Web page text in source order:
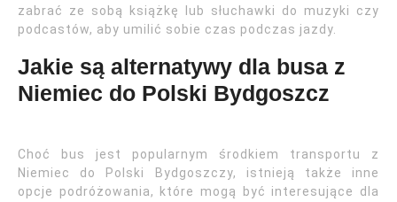
zabrać ze sobą książkę lub słuchawki do muzyki czy
podcastów, aby umilić sobie czas podczas jazdy.
Jakie są alternatywy dla busa z
Niemiec do Polski Bydgoszcz
Choć bus jest popularnym środkiem transportu z
Niemiec do Polski Bydgoszczy, istnieją także inne
opcje podróżowania, które mogą być interesujące dla